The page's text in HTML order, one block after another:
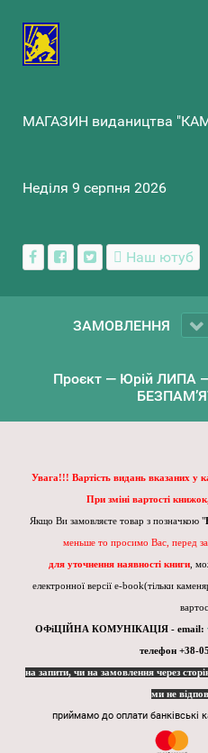
МАГАЗИН видаництва
Неділя 9 серпня 2026
Наш ютуб
ЗАМОВЛЕННЯ
Проєкт — Юрій ЛИПА
Увага!!! Вартість видань вказаних у
При зміні вартості
Якщо Ви замовляєте товар з позначкою "
меньше то просимо Вас, перед
для уточнення наявності книги ,
електронної версії e-book(тільки
ОФіЦІЙНА КОМУНІКАЦІЯ - email:
телефон +38-
на запити, чи на замовлення через
ми не
приймамо до оплати банківські